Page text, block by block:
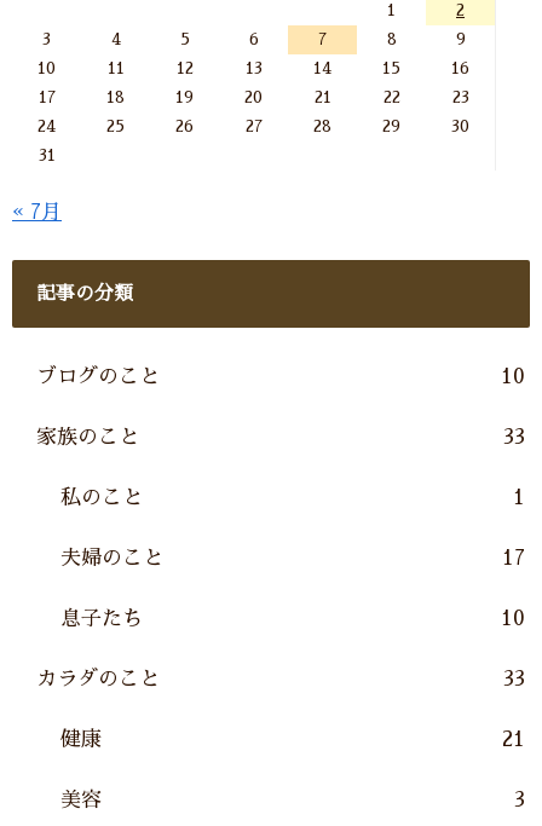
1
2
3
4 5 6 7 8
9
10
11 12 13 14 15
16
17
18 19 20 21 22
23
24
25 26 27 28 29
30
31
« 7月
記事の分類
ブログのこと 10
家族のこと 33
私のこと 1
夫婦のこと 17
息子たち 10
カラダのこと 33
健康 21
美容 3